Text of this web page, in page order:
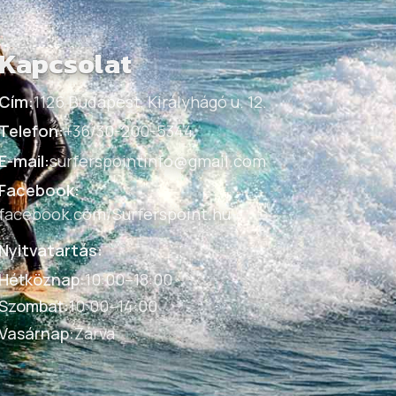
1126 Budapest, Királyhágó u. 12.
+36/30-200-5344
mail:surferspointinfo@gmail.com
Surferspoint.hu
:10:00–18:00
:10:00–14:00
:Zárva